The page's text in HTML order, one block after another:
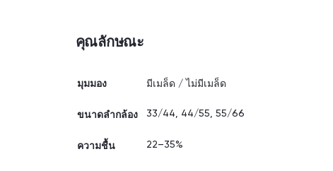
คุณลักษณะ
มุมมอง มีเมล็ด / ไม่มีเมล็ด
ขนาดลำกล้อง 33/44, 44/55, 55/66
ความชื้น 22–35%